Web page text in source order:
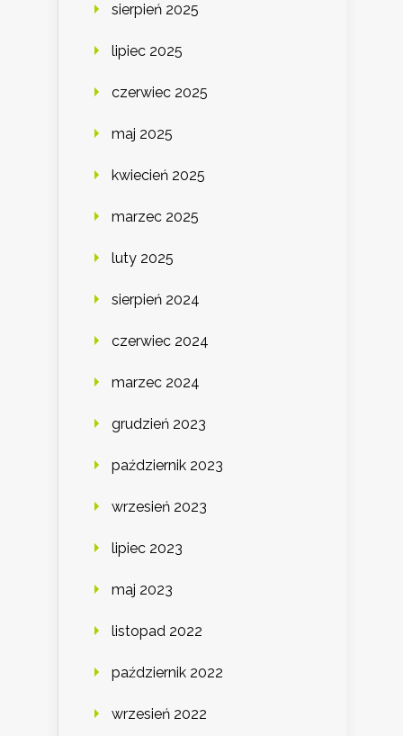
sierpień 2025
lipiec 2025
czerwiec 2025
maj 2025
kwiecień 2025
marzec 2025
luty 2025
sierpień 2024
czerwiec 2024
marzec 2024
grudzień 2023
październik 2023
wrzesień 2023
lipiec 2023
maj 2023
listopad 2022
październik 2022
wrzesień 2022